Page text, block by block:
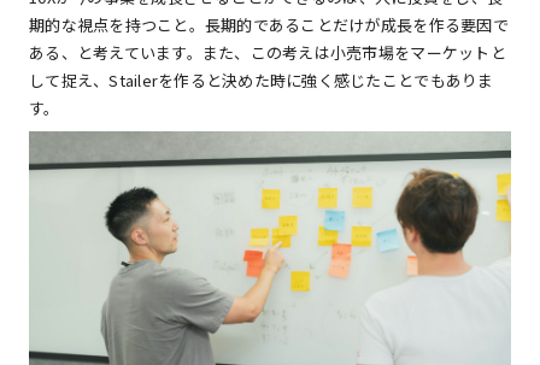
期的な視点を持つこと。長期的であることだけが成長を作る要因で
ある、と考えています。また、この考えは小売市場をマーケットと
して捉え、Stailerを作ると決めた時に強く感じたことでもありま
す。